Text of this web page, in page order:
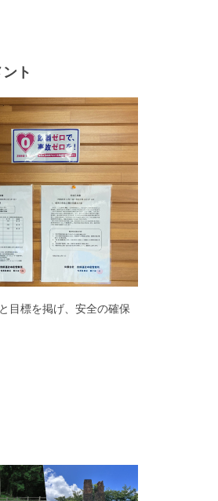
ト
目標を掲げ、安全の確保